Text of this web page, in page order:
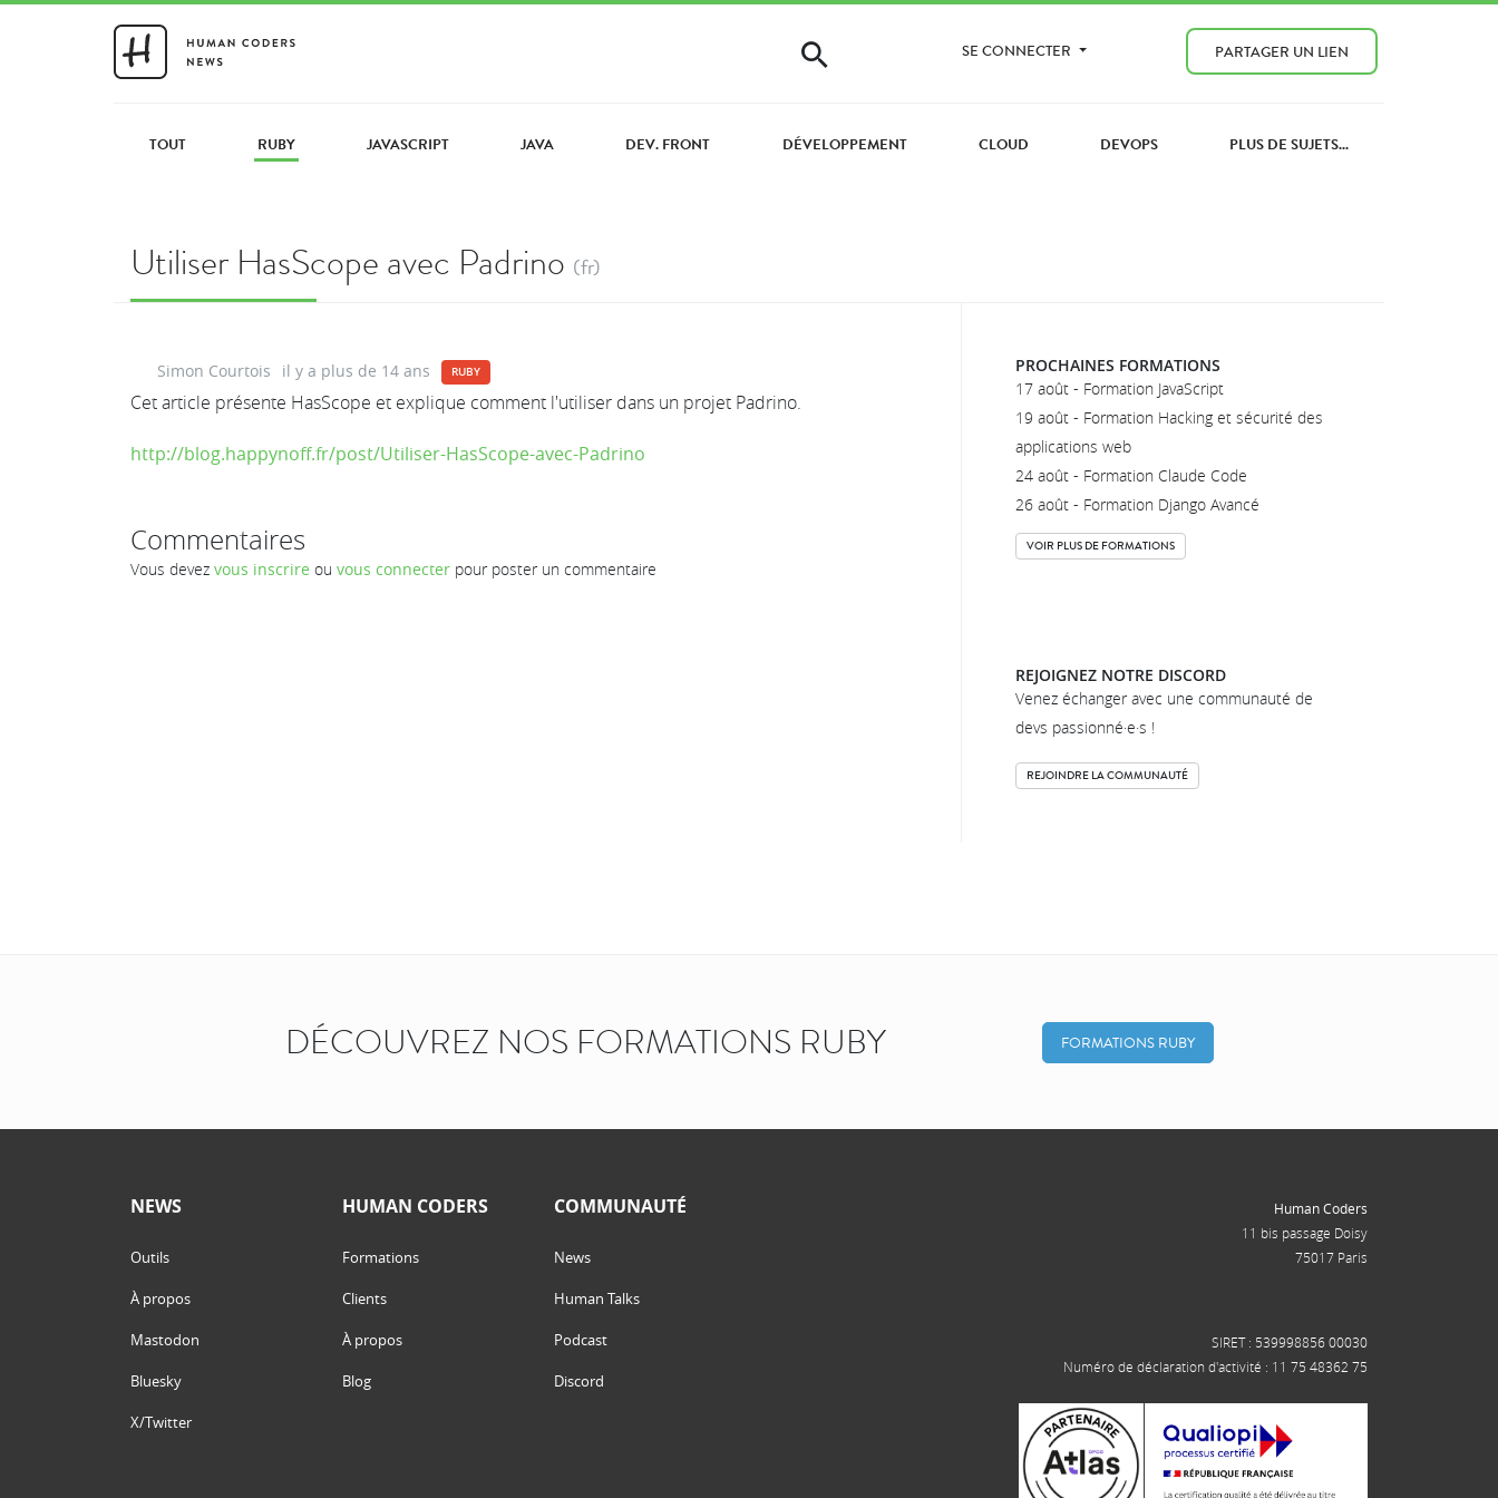
SE CONNECTER PARTAGER UN LIEN
TOUT RUBY JAVASCRIPT JAVA DEV. FRONT DÉVELOPPEMENT CLOUD DEVOPS PLUS DE SUJETS...
Utiliser HasScope avec Padrino (fr)
Simon Courtois il y a plus de 14 ans RUBY
Cet article présente HasScope et explique comment l'utiliser dans un projet Padrino.
http://blog.happynoff.fr/post/Utiliser-HasScope-avec-Padrino
Commentaires
Vous devez vous inscrire ou vous connecter pour poster un commentaire
PROCHAINES FORMATIONS
17 août - Formation JavaScript
19 août - Formation Hacking et sécurité des
applications web
24 août - Formation Claude Code
26 août - Formation Django Avancé
VOIR PLUS DE FORMATIONS
REJOIGNEZ NOTRE DISCORD
Venez échanger avec une communauté de
devs passionné·e·s !
REJOINDRE LA COMMUNAUTÉ
DÉCOUVREZ NOS FORMATIONS RUBY FORMATIONS RUBY
NEWS
Outils
À propos
Mastodon
Bluesky
X/Twitter
HUMAN CODERS
Formations
Clients
À propos
Blog
COMMUNAUTÉ
News
Human Talks
Podcast
Discord
Human Coders
11 bis passage Doisy
75017 Paris
SIRET : 539998856 00030
Numéro de déclaration d'activité : 11 75 48362 75